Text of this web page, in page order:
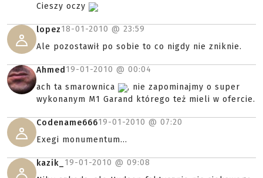
Cieszy oczy
lopez18-01-2010 @ 23:59
Ale pozostawił po sobie to co nigdy nie zniknie.
Ahmed 19-01-2010 @ 00:04
ach ta smarownica
, nie zapominajmy o super
wykonanym M1 Garand którego też mieli w ofercie.
Codename66619-01-2010 @ 07:20
Exegi monumentum...
kazik_ 19-01-2010 @ 09:08